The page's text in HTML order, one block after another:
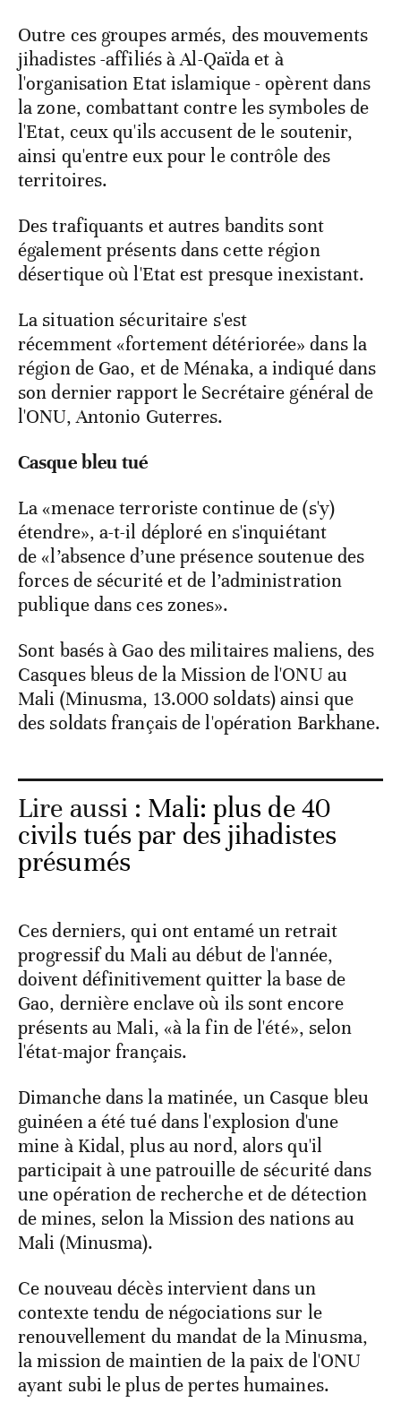
Outre ces groupes armés, des mouvements
jihadistes -affiliés à Al-Qaïda et à
l'organisation Etat islamique - opèrent dans
la zone, combattant contre les symboles de
l'Etat, ceux qu'ils accusent de le soutenir,
ainsi qu'entre eux pour le contrôle des
territoires.
Des trafiquants et autres bandits sont
également présents dans cette région
désertique où l'Etat est presque inexistant.
La situation sécuritaire s'est
récemment «fortement détériorée» dans la
région de Gao, et de Ménaka, a indiqué dans
son dernier rapport le Secrétaire général de
l'ONU, Antonio Guterres.
Casque bleu tué
La «menace terroriste continue de (s'y)
étendre», a-t-il déploré en s'inquiétant
de «l’absence d’une présence soutenue des
forces de sécurité et de l’administration
publique dans ces zones».
Sont basés à Gao des militaires maliens, des
Casques bleus de la Mission de l'ONU au
Mali (Minusma, 13.000 soldats) ainsi que
des soldats français de l'opération Barkhane.
Lire aussi : Mali: plus de 40
civils tués par des jihadistes
présumés
Ces derniers, qui ont entamé un retrait
progressif du Mali au début de l'année,
doivent définitivement quitter la base de
Gao, dernière enclave où ils sont encore
présents au Mali, «à la fin de l'été», selon
l'état-major français.
Dimanche dans la matinée, un Casque bleu
guinéen a été tué dans l'explosion d'une
mine à Kidal, plus au nord, alors qu'il
participait à une patrouille de sécurité dans
une opération de recherche et de détection
de mines, selon la Mission des nations au
Mali (Minusma).
Ce nouveau décès intervient dans un
contexte tendu de négociations sur le
renouvellement du mandat de la Minusma,
la mission de maintien de la paix de l'ONU
ayant subi le plus de pertes humaines.